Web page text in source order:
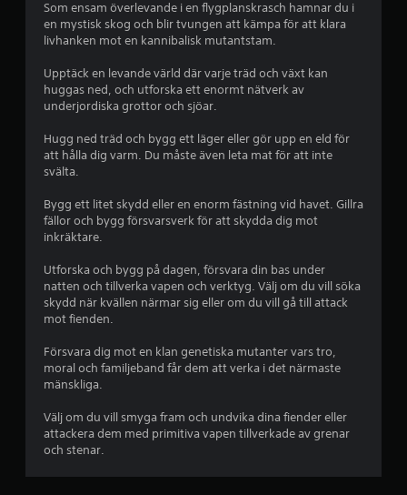
b
g
å
.
4
9
s
t
j
ä
Som ensam överlevande i en flygplanskrasch hamnar du i
en mystisk skog och blir tvungen att kämpa för att klara
livhanken mot en kannibalisk mutantstam.
Upptäck en levande värld där varje träd och växt kan
huggas ned, och utforska ett enormt nätverk av
underjordiska grottor och sjöar.
Hugg ned träd och bygg ett läger eller gör upp en eld för
att hålla dig varm. Du måste även leta mat för att inte
svälta.
Bygg ett litet skydd eller en enorm fästning vid havet. Gillra
fällor och bygg försvarsverk för att skydda dig mot
inkräktare.
Utforska och bygg på dagen, försvara din bas under
natten och tillverka vapen och verktyg. Välj om du vill söka
skydd när kvällen närmar sig eller om du vill gå till attack
mot fienden.
Försvara dig mot en klan genetiska mutanter vars tro,
moral och familjeband får dem att verka i det närmaste
mänskliga.
Välj om du vill smyga fram och undvika dina fiender eller
attackera dem med primitiva vapen tillverkade av grenar
och stenar.